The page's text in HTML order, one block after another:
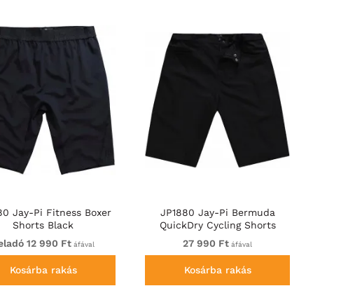
Jay-Pi Fitness Boxer
Shorts Black
12 990 Ftáfával
Kosárba rakás
JP1880 Jay-Pi Bermuda
QuickDry Cycling Shorts
Black
27 990 Ft áfával
Kosárba rakás